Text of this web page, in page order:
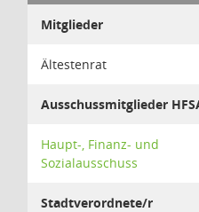
Mitglieder
Ältestenrat
Ausschussmitglieder
Haupt-, Finanz- und
Sozialausschuss
Stadtverordnete/r